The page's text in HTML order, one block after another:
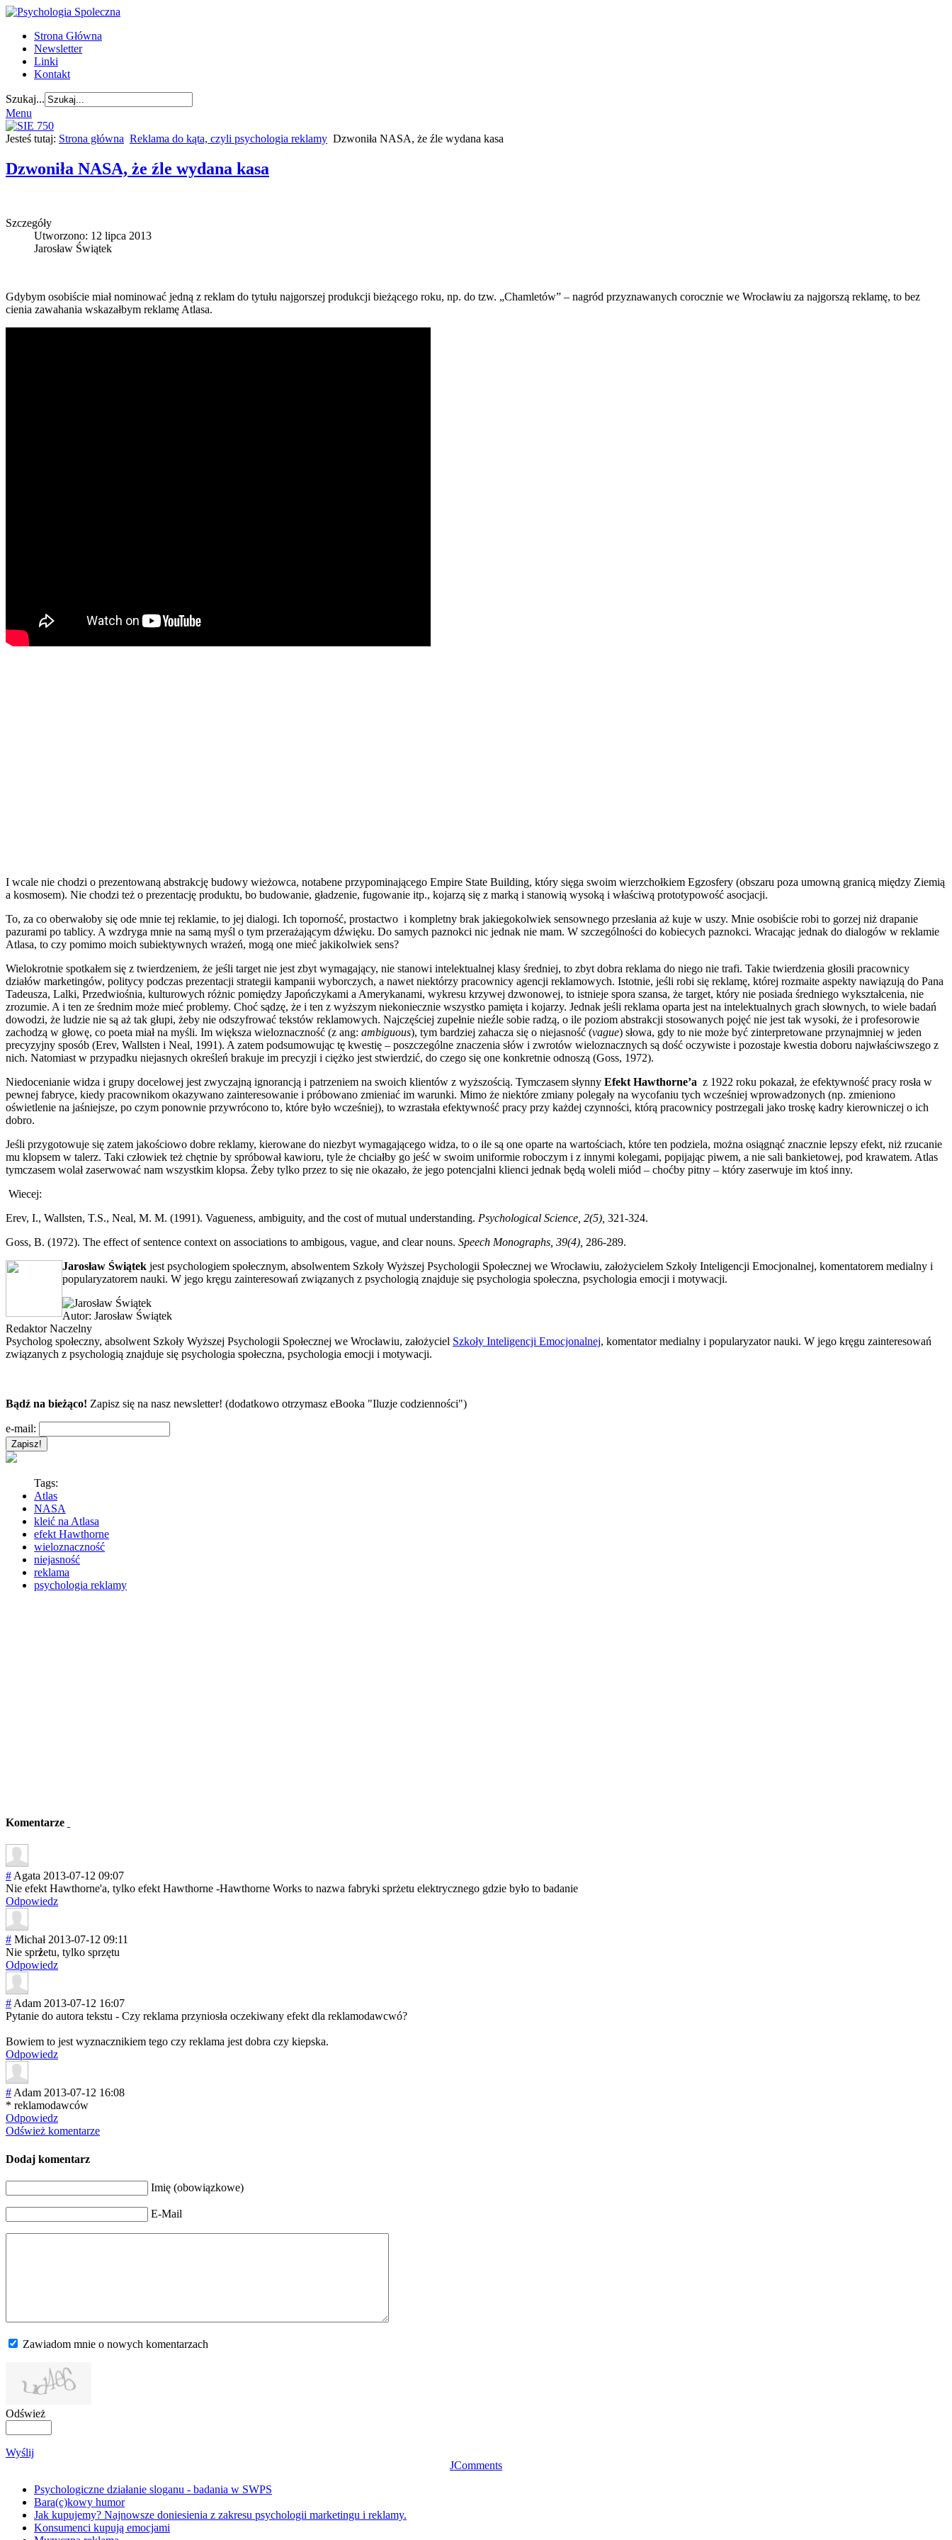
Strona Główna
Newsletter
Linki
Kontakt
Szukaj...
Menu
Jesteś tutaj: Strona główna Reklama do kąta, czyli psychologia reklamy Dzwoniła NASA, że źle wydana kasa
Dzwoniła NASA, że źle wydana kasa
Szczegóły
Utworzono: 12 lipca 2013
Jarosław Świątek
Gdybym osobiście miał nominować jedną z reklam do tytułu najgorszej produkcji bieżącego roku, np. do tzw. „Chamletów” – nagród przyznawanych corocznie we Wrocławiu za najgorszą reklamę, to bez
cienia zawahania wskazałbym reklamę Atlasa.
I wcale nie chodzi o prezentowaną abstrakcję budowy wieżowca, notabene przypominającego Empire State Building, który sięga swoim wierzchołkiem Egzosfery (obszaru poza umowną granicą między Ziemią
a kosmosem). Nie chodzi też o prezentację produktu, bo budowanie, gładzenie, fugowanie itp., kojarzą się z marką i stanowią wysoką i właściwą prototypowość asocjacji.
To, za co oberwałoby się ode mnie tej reklamie, to jej dialogi. Ich toporność, prostactwo i kompletny brak jakiegokolwiek sensownego przesłania aż kuje w uszy. Mnie osobiście robi to gorzej niż drapanie
pazurami po tablicy. A wzdryga mnie na samą myśl o tym przerażającym dźwięku. Do samych paznokci nic jednak nie mam. W szczególności do kobiecych paznokci. Wracając jednak do dialogów w reklamie
Atlasa, to czy pomimo moich subiektywnych wrażeń, mogą one mieć jakikolwiek sens?
Wielokrotnie spotkałem się z twierdzeniem, że jeśli target nie jest zbyt wymagający, nie stanowi intelektualnej klasy średniej, to zbyt dobra reklama do niego nie trafi. Takie twierdzenia głosili pracownicy
działów marketingów, politycy podczas prezentacji strategii kampanii wyborczych, a nawet niektórzy pracownicy agencji reklamowych. Istotnie, jeśli robi się reklamę, której rozmaite aspekty nawiązują do Pana
Tadeusza, Lalki, Przedwiośnia, kulturowych różnic pomiędzy Japończykami a Amerykanami, wykresu krzywej dzwonowej, to istnieje spora szansa, że target, który nie posiada średniego wykształcenia, nie
zrozumie. A i ten ze średnim może mieć problemy. Choć sądzę, że i ten z wyższym niekoniecznie wszystko pamięta i kojarzy. Jednak jeśli reklama oparta jest na intelektualnych grach słownych, to wiele badań
dowodzi, że ludzie nie są aż tak głupi, żeby nie odszyfrować tekstów reklamowych. Najczęściej zupełnie nieźle sobie radzą, o ile poziom abstrakcji stosowanych pojęć nie jest tak wysoki, że i profesorowie
zachodzą w głowę, co poeta miał na myśli. Im większa wieloznaczność (z ang: ambiguous), tym bardziej zahacza się o niejasność (vague) słowa, gdy to nie może być zinterpretowane przynajmniej w jeden
precyzyjny sposób (Erev, Wallsten i Neal, 1991). A zatem podsumowując tę kwestię – poszczególne znaczenia słów i zwrotów wieloznacznych są dość oczywiste i pozostaje kwestia doboru najwłaściwszego z
nich. Natomiast w przypadku niejasnych określeń brakuje im precyzji i ciężko jest stwierdzić, do czego się one konkretnie odnoszą (Goss, 1972).
Niedocenianie widza i grupy docelowej jest zwyczajną ignorancją i patrzeniem na swoich klientów z wyższością. Tymczasem słynny Efekt Hawthorne’a z 1922 roku pokazał, że efektywność pracy rosła w
pewnej fabryce, kiedy pracownikom okazywano zainteresowanie i próbowano zmieniać im warunki. Mimo że niektóre zmiany polegały na wycofaniu tych wcześniej wprowadzonych (np. zmieniono
oświetlenie na jaśniejsze, po czym ponownie przywrócono to, które było wcześniej), to wzrastała efektywność pracy przy każdej czynności, którą pracownicy postrzegali jako troskę kadry kierowniczej o ich
dobro.
Jeśli przygotowuje się zatem jakościowo dobre reklamy, kierowane do niezbyt wymagającego widza, to o ile są one oparte na wartościach, które ten podziela, można osiągnąć znacznie lepszy efekt, niż rzucanie
mu klopsem w talerz. Taki człowiek też chętnie by spróbował kawioru, tyle że chciałby go jeść w swoim uniformie roboczym i z innymi kolegami, popijając piwem, a nie sali bankietowej, pod krawatem. Atlas
tymczasem wolał zaserwować nam wszystkim klopsa. Żeby tylko przez to się nie okazało, że jego potencjalni klienci jednak będą woleli miód – choćby pitny – który zaserwuje im ktoś inny.
Wiecej:
Erev, I., Wallsten, T.S., Neal, M. M. (1991). Vagueness, ambiguity, and the cost of mutual understanding. Psychological Science, 2(5), 321-324.
Goss, B. (1972). The effect of sentence context on associations to ambigous, vague, and clear nouns. Speech Monographs, 39(4), 286-289.
Jarosław Świątek jest psychologiem społecznym, absolwentem Szkoły Wyższej Psychologii Społecznej we Wrocławiu, założycielem Szkoły Inteligencji Emocjonalnej, komentatorem medialny i
popularyzatorem nauki. W jego kręgu zainteresowań związanych z psychologią znajduje się psychologia społeczna, psychologia emocji i motywacji.
Autor: Jarosław Świątek
Redaktor Naczelny
Psycholog społeczny, absolwent Szkoły Wyższej Psychologii Społecznej we Wrocławiu, założyciel Szkoły Inteligencji Emocjonalnej, komentator medialny i popularyzator nauki. W jego kręgu zainteresowań
związanych z psychologią znajduje się psychologia społeczna, psychologia emocji i motywacji.
Bądź na bieżąco! Zapisz się na nasz newsletter! (dodatkowo otrzymasz eBooka "Iluzje codzienności")
e-mail:
Tags:
Atlas
NASA
kleić na Atlasa
efekt Hawthorne
wieloznaczność
niejasność
reklama
psychologia reklamy
Komentarze
# Agata 2013-07-12 09:07
Nie efekt Hawthorne'a, tylko efekt Hawthorne -Hawthorne Works to nazwa fabryki sprżetu elektrycznego gdzie było to badanie
Odpowiedz
# Michał 2013-07-12 09:11
Nie sprżetu, tylko sprzętu
Odpowiedz
# Adam 2013-07-12 16:07
Pytanie do autora tekstu - Czy reklama przyniosła oczekiwany efekt dla reklamodawcwó?
Bowiem to jest wyznacznikiem tego czy reklama jest dobra czy kiepska.
Odpowiedz
# Adam 2013-07-12 16:08
* reklamodawców
Odpowiedz
Odśwież komentarze
Dodaj komentarz
Imię (obowiązkowe)
E-Mail
Zawiadom mnie o nowych komentarzach
Odśwież
Wyślij
JComments
Psychologiczne działanie sloganu - badania w SWPS
Bara(c)kowy humor
Jak kupujemy? Najnowsze doniesienia z zakresu psychologii marketingu i reklamy.
Konsumenci kupują emocjami